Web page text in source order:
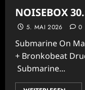
NOISEBOX
5. MAI 2026 0
Submarine On
+ Bronkobeat
Submarine...